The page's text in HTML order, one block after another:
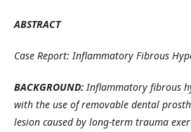
ABSTRACT
Case Report: Inflammatory Fibrous
BACKGROUND:Inflammatory fibrous
with the use of removable dental
lesion caused by long-term trauma